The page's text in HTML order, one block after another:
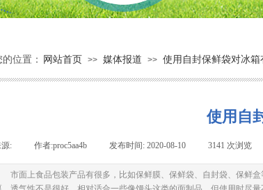
的位置： 网站首页 >> 媒体报道 >> 使用自封保鲜袋对冰箱
使用自
: 作者:proc5aa4b 发布时间: 2020-08-10 3141 次浏览
市面上食品包装产品有很多，比如保鲜膜、保鲜袋、自封袋、保鲜